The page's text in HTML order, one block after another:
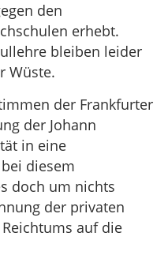
den
erhebt.
bleiben leider
Wüste.
der Frankfurter
der Johann
in eine
diesem
doch um nichts
der privaten
auf die